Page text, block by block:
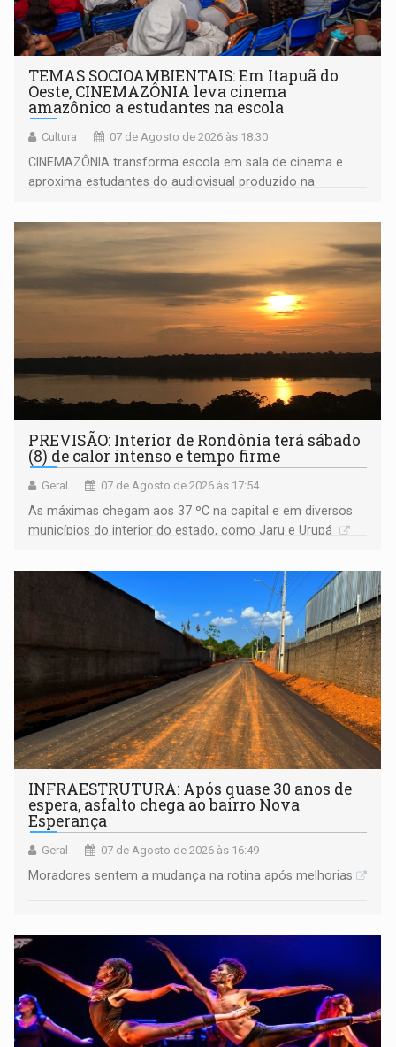
TEMAS SOCIOAMBIENTAIS: Em Itapuã do
Oeste, CINEMAZÔNIA leva cinema
amazônico a estudantes na escola
Cultura 07 de Agosto de 2026 às 18:30
CINEMAZÔNIA transforma escola em sala de cinema e
aproxima estudantes do audiovisual produzido na
PREVISÃO: Interior de Rondônia terá sábado
(8) de calor intenso e tempo firme
Geral 07 de Agosto de 2026 às 17:54
As máximas chegam aos 37 ºC na capital e em diversos
municípios do interior do estado, como Jaru e Urupá
INFRAESTRUTURA: Após quase 30 anos de
espera, asfalto chega ao bairro Nova
Esperança
Geral 07 de Agosto de 2026 às 16:49
Moradores sentem a mudança na rotina após melhorias